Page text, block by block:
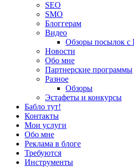
SEO
SMO
Блоггерам
Видео
Обзоры посылок с
Новости
Обо мне
Партнерские программы
Разное
Обзоры
Эстафеты и конкурсы
Бабло тут!
Контакты
Мои услуги
Обо мне
Реклама в блоге
Требуются
Инструменты